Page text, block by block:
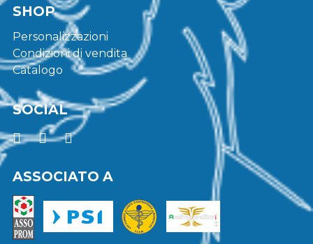
SHOP
Personalizzazioni
Condizioni di vendita
Catalogo
SOCIAL
ASSOCIATO A